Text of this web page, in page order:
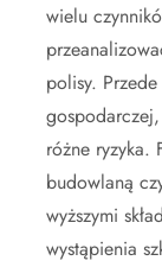
wielu
polisy.
różne ryzyka.
budowlaną
wyższymi
wystąpienia